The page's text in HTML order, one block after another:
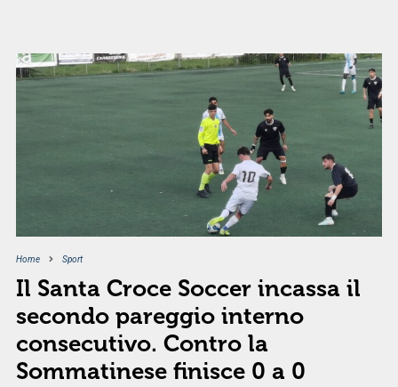
Home Sport
Il Santa Croce Soccer incassa il
secondo pareggio interno
consecutivo. Contro la
Sommatinese finisce 0 a 0